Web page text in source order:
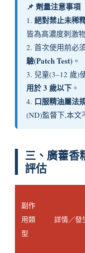
📌 劑量注意事項
1. 絕對禁止未稀
皆為高濃度刺激
2. 首次使用前必
驗(Patch Test) 。
3. 兒童(3–12 歲)
用於 3 歲以下 。
4. 口服精油屬法
(ND)監督下,本文
三、廣藿香
評估
副作
用類
型
詳情／發